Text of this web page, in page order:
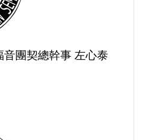
音團契總幹事 左心泰